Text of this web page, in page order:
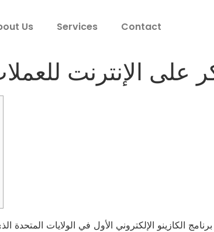
Us Services Contact
الإنترنت للعملات